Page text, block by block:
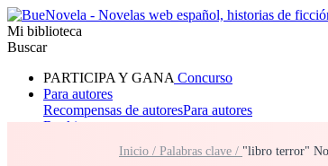
Mi biblioteca
Buscar
PARTICIPA Y GANA Concurso
Para autores
Recompensas de autoresPara autores
Ranking
Inicio / Palabras clave / "libro terror"